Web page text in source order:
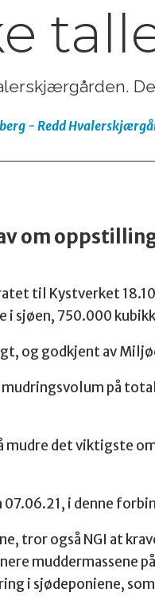
- Redd
om
til Kystverket
sjøen, 750.000
og godkjent av
på
det viktigste
i denne
tror også NGI at
muddermassene
i sjødeponiene,